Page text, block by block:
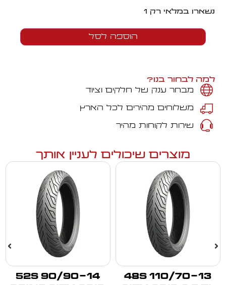
נשארו במלאי רק 1
הוספה לסל
למה לבחור בנו?
מבחר ענק של חלקים וציוד
משלוחים מהירים לכל הארץ
שירות לקוחות מהיר
מוצרים שיכולים לעניין אותך
110/70-13 48S
90/90-14 52S